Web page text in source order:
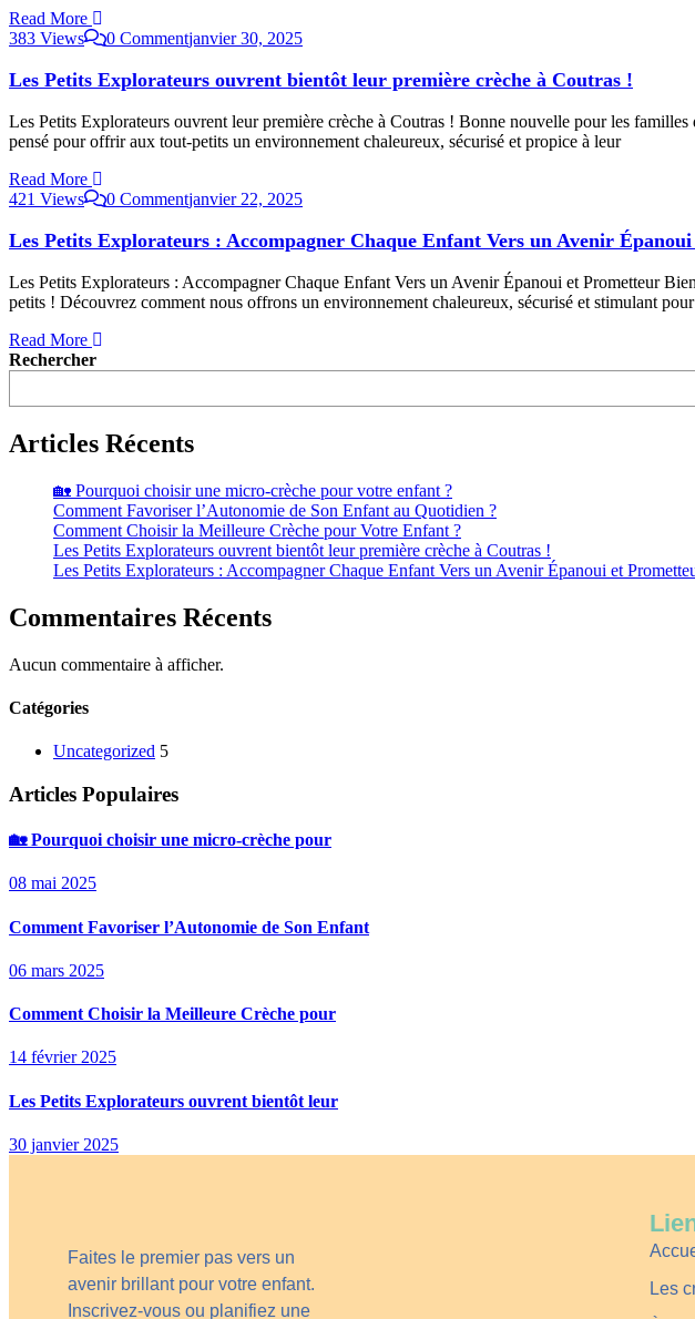
Read More
383 Views
0 Commentjanvier 30, 2025
Les Petits Explorateurs ouvrent bientôt leur première crèche à Coutras !
Les Petits Explorateurs ouvrent leur première crèche à Coutras ! Bonne nouvelle pour les
pensé pour offrir aux tout-petits un environnement chaleureux, sécurisé et propice à leur
Read More
421 Views
0 Commentjanvier 22, 2025
Les Petits Explorateurs : Accompagner Chaque Enfant Vers un Avenir
Les Petits Explorateurs : Accompagner Chaque Enfant Vers un Avenir Épanoui et Prometteur
petits ! Découvrez comment nous offrons un environnement chaleureux, sécurisé et stimulant
Read More
Rechercher
Articles Récents
🏡 Pourquoi choisir une micro-crèche pour votre enfant ?
Comment Favoriser l’Autonomie de Son Enfant au Quotidien ?
Comment Choisir la Meilleure Crèche pour Votre Enfant ?
Les Petits Explorateurs ouvrent bientôt leur première crèche à Coutras !
Les Petits Explorateurs : Accompagner Chaque Enfant Vers un Avenir Épanoui et
Commentaires Récents
Aucun commentaire à afficher.
Catégories
Uncategorized 5
Articles Populaires
🏡 Pourquoi choisir une micro-crèche pour
08 mai 2025
Comment Favoriser l’Autonomie de Son Enfant
06 mars 2025
Comment Choisir la Meilleure Crèche pour
14 février 2025
Les Petits Explorateurs ouvrent bientôt leur
30 janvier 2025
Faites le premier pas vers un
avenir brillant pour votre enfant.
Inscrivez-vous ou planifiez une
Les